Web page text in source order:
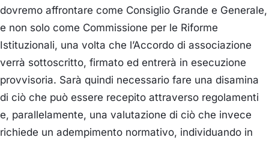
dovremo affrontare come Consiglio Grande e Generale,
e non solo come Commissione per le Riforme
Istituzionali, una volta che l’Accordo di associazione
verrà sottoscritto, firmato ed entrerà in esecuzione
provvisoria. Sarà quindi necessario fare una disamina
di ciò che può essere recepito attraverso regolamenti
e, parallelamente, una valutazione di ciò che invece
richiede un adempimento normativo, individuando in